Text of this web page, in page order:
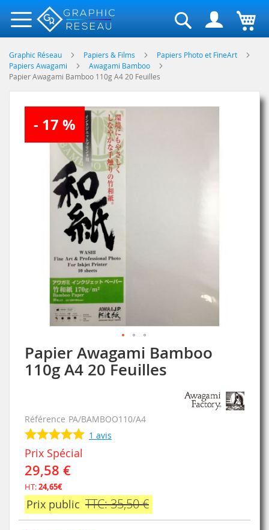
Rechercher
Graphic Réseau Papiers & Films
Papiers Photo et FineArt
Papiers Awagami
Awagami Bamboo
Papier Awagami Bamboo 110g A4 20 Feuilles
Papier Awagami Bamboo
110g A4 20 Feuilles
Référence PA/BAMBOO110/A4
1 avis
Prix Spécial
29,58 €
HT:24,65€
Prix public TTC: 35,50 €
images
- 17 %
Skip
to
the
images
gallery